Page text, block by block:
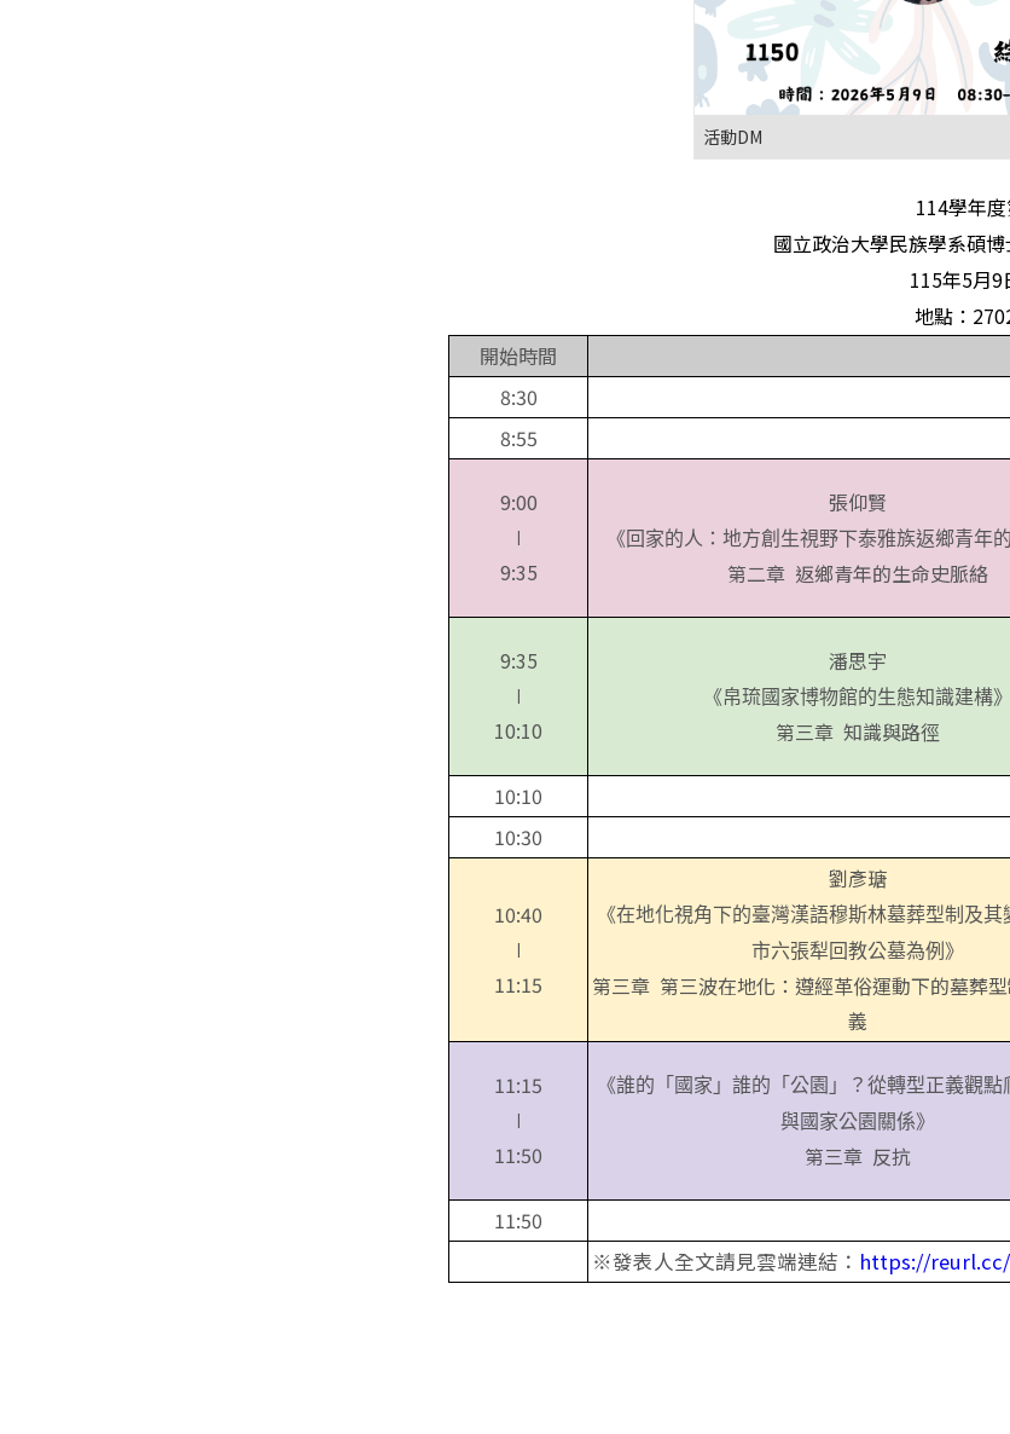
活動DM
114學年
國立政治大學民族學系碩
115年5月9
地點：
開始時間
8:30
8:55
9:00
∣
9:35
張仰賢
《回家的人：地方創生視野下泰雅族返鄉青年
第二章 返鄉青年的生命史脈絡
9:35
∣
10:10
潘思宇
《帛琉國家博物館的生態知識建構》
第三章 知識與路徑
10:10
10:30
10:40
∣
11:15
劉彥瑭
《在地化視角下的臺灣漢語穆斯林墓葬型制及其
市六張犁回教公墓為例》
第三章 第三波在地化：遵經革俗運動下的墓葬
義
11:15
∣
11:50
《誰的「國家」誰的「公園」？從轉型正義觀
與國家公園關係》
第三章 反抗
11:50
※發表人全文請見雲端連結： https://